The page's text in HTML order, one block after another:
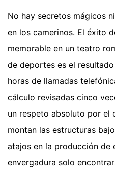
No hay secretos mágicos
en los camerinos. El éxito
memorable en un teatro
de deportes es el
horas de llamadas
cálculo revisadas cinco
un respeto absoluto por el
montan las estructuras
atajos en la producción de
envergadura solo